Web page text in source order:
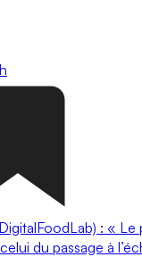
: « Le
du passage à